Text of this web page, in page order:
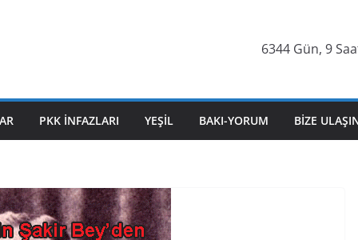
6344 Gün, 9
PKK İNFAZLARI YEŞIL BAKI-YORUM BIZE